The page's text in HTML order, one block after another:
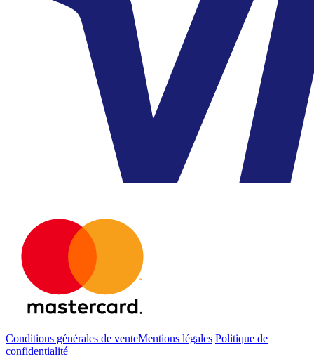
Conditions générales de venteMentions légales Politique de
confidentialité